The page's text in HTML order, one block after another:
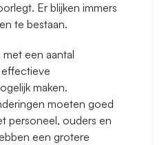
Er blijken immers
te bestaan.
een aantal
maken.
moeten goed
personeel, ouders en
een grotere